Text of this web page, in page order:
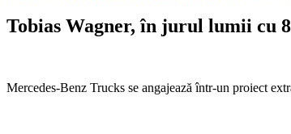
Tobias Wagner, în jurul lumii cu
Mercedes-Benz Trucks se angajează într-un proiect